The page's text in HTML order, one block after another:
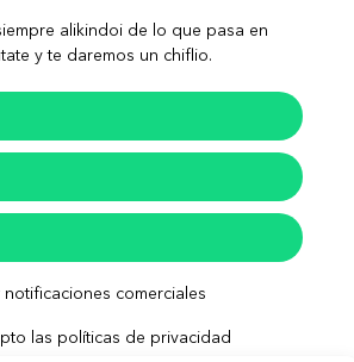
alikindoi de lo que pasa en
y te daremos un chiflio.
comerciales
las políticas de privacidad